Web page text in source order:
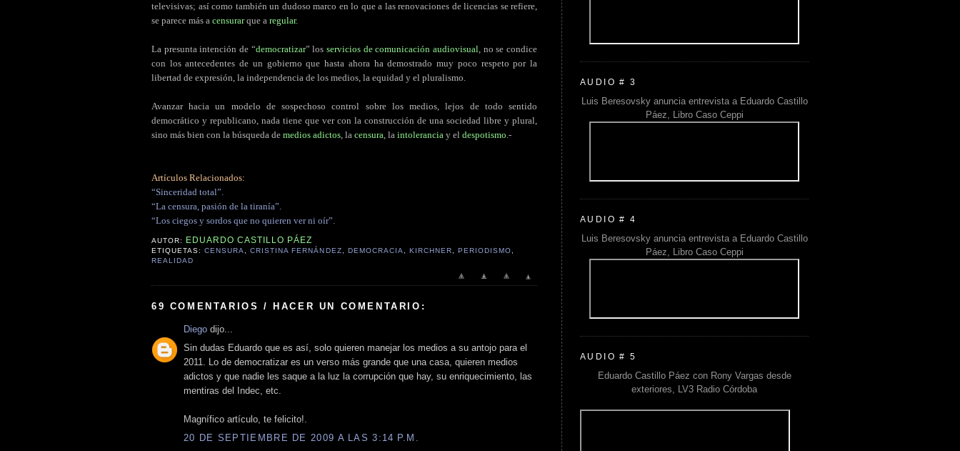
televisivas; así como también un dudoso marco en lo que a las renovaciones de licencias se refiere,
se parece más a censurarque a regular.
La presunta intención de “democratizar” losservicios de comunicación audiovisual, no se condice
con los antecedentes de un gobierno que hasta ahora ha demostrado muy poco respeto por la
libertad de expresión, la independencia de los medios, la equidad y el pluralismo.
Avanzar hacia un modelo de sospechoso control sobre los medios, lejos de todo sentido
democrático y republicano, nada tiene que ver con la construcción de una sociedad libre y plural,
sino más bien con la búsqueda de medios adictos, la censura, la intolerancia y el despotismo.-
Artículos Relacionados:
“Sinceridad total”.
“La censura, pasión de la tiranía”.
“Los ciegos y sordos que no quieren ver ni oír”.
AUTOR: EDUARDO CASTILLO PÁEZ
ETIQUETAS:CENSURA ,CRISTINA FERNÁNDEZ DEMOCRACIA KIRCHNER PERIODISMO
REALIDAD
69 COMENTARIOS / HACER UN COMENTARIO:
Diego dijo...
Sin dudas Eduardo que es así, solo quieren manejar los medios a su antojo para el
2011. Lo de democratizar es un verso más grande que una casa, quieren medios
adictos y que nadie les saque a la luz la corrupción que hay, su enriquecimiento, las
mentiras del Indec, etc.
Magnífico artículo, te felicito!.
20 DE SEPTIEMBRE DE 2009 A LAS 3:14 P.M.
AUDIO # 3
Luis Beresovsky anuncia entrevista a Eduardo Castillo
Páez, Libro Caso Ceppi
AUDIO # 4
Luis Beresovsky anuncia entrevista a Eduardo Castillo
Páez, Libro Caso Ceppi
AUDIO # 5
Eduardo Castillo Páez con Rony Vargas desde
exteriores, LV3 Radio Córdoba